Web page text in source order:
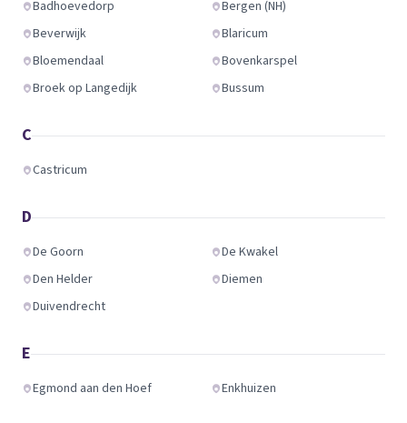
Badhoevedorp
Bergen (NH)
Beverwijk
Blaricum
Bloemendaal
Bovenkarspel
Broek op Langedijk
Bussum
C
Castricum
D
De Goorn
De Kwakel
Den Helder
Diemen
Duivendrecht
E
Egmond aan den Hoef Enkhuizen